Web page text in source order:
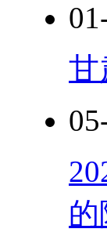
甘
的